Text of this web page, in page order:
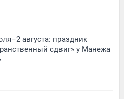
августа: праздник
сдвиг» у Манежа